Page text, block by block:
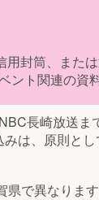
封筒、または
ト関連の資料
長崎放送ま
は、原則と
で異なります